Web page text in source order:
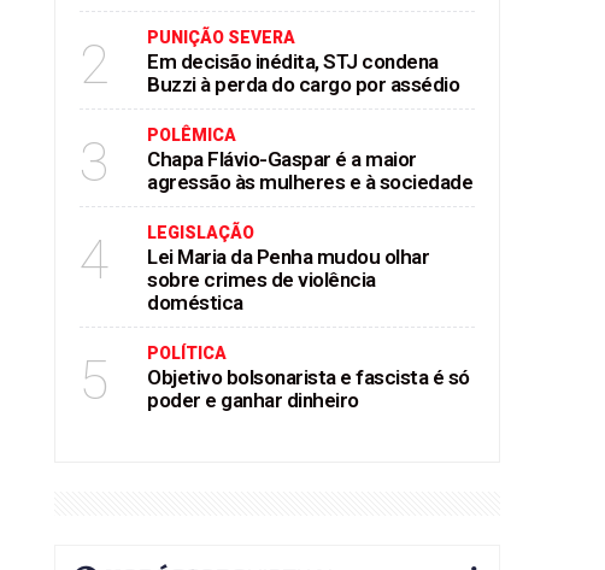
2 PUNIÇÃO SEVERA
Em decisão inédita, STJ condena
Buzzi à perda do cargo por assédio
3 POLÊMICA
Chapa Flávio-Gaspar é a maior
agressão às mulheres e à sociedade
4 LEGISLAÇÃO
Lei Maria da Penha mudou olhar
sobre crimes de violência
doméstica
5 POLÍTICA
Objetivo bolsonarista e fascista é só
poder e ganhar dinheiro